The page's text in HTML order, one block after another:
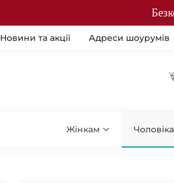
Новини та акції Адреси шоурумів
Жінкам